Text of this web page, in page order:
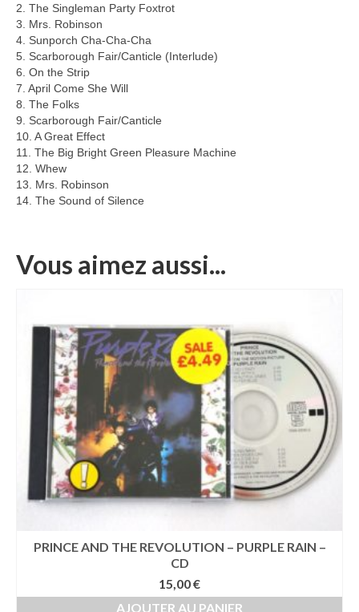
2. The Singleman Party Foxtrot
3. Mrs. Robinson
4. Sunporch Cha-Cha-Cha
5. Scarborough Fair/Canticle (Interlude)
6. On the Strip
7. April Come She Will
8. The Folks
9. Scarborough Fair/Canticle
10. A Great Effect
11. The Big Bright Green Pleasure Machine
12. Whew
13. Mrs. Robinson
14. The Sound of Silence
Vous aimez aussi...
PRINCE AND THE REVOLUTION – PURPLE RAIN –
CD
15,00€
AJOUTER AU PANIER